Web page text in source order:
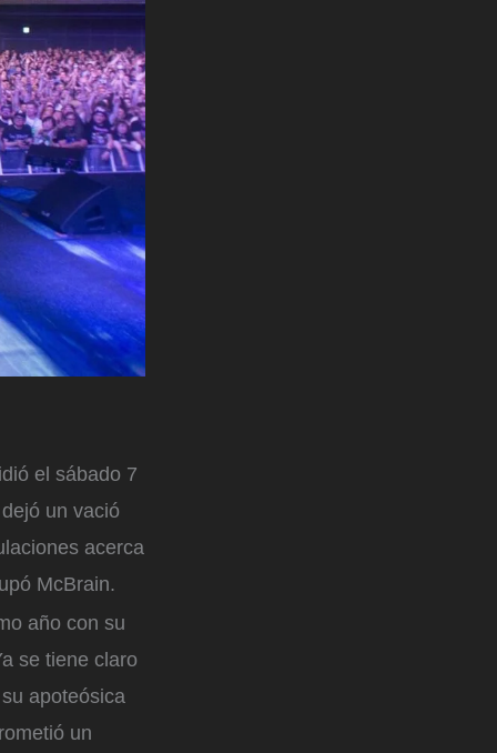
el sábado 7
un vació
acerca
McBrain.
año con su
se tiene claro
apoteósica
un